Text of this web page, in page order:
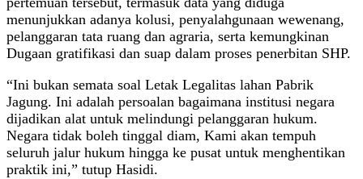
menunjukkan adanya kolusi, penyalahgunaan wewenang,
pelanggaran tata ruang dan agraria, serta kemungkinan
Dugaan gratifikasi dan suap dalam proses penerbitan SHP.
“Ini bukan semata soal Letak Legalitas lahan Pabrik
Jagung. Ini adalah persoalan bagaimana institusi negara
dijadikan alat untuk melindungi pelanggaran hukum.
Negara tidak boleh tinggal diam, Kami akan tempuh
seluruh jalur hukum hingga ke pusat untuk menghentikan
praktik ini,” tutup Hasidi.